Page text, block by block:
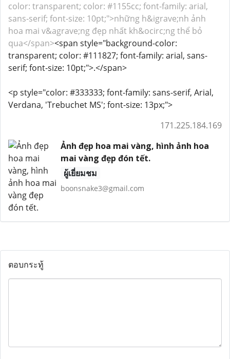
color: transparent; color: #1155cc; font-family: arial,
sans-serif; font-size: 10pt;">những h&igrave;nh ảnh
hoa mai v&agrave;ng đẹp nhất kh&ocirc;ng thể bỏ
qua</span><span style="background-color:
transparent; color: #111827; font-family: arial, sans-
serif; font-size: 10pt;">.</span>
<p style="color: #333333; font-family: sans-serif, Arial,
Verdana, 'Trebuchet MS'; font-size: 13px;">
171.225.184.169
Ảnh đẹp hoa mai vàng, hình ảnh hoa
mai vàng đẹp đón tết.
ผู้เยี่ยมชม
boonsnake3@gmail.com
ตอบกระทู้